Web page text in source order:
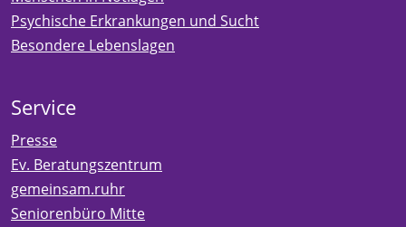
Psychische Erkrankungen und Sucht
Besondere Lebenslagen
Service
Presse
Ev. Beratungszentrum
gemeinsam.ruhr
Seniorenbüro Mitte